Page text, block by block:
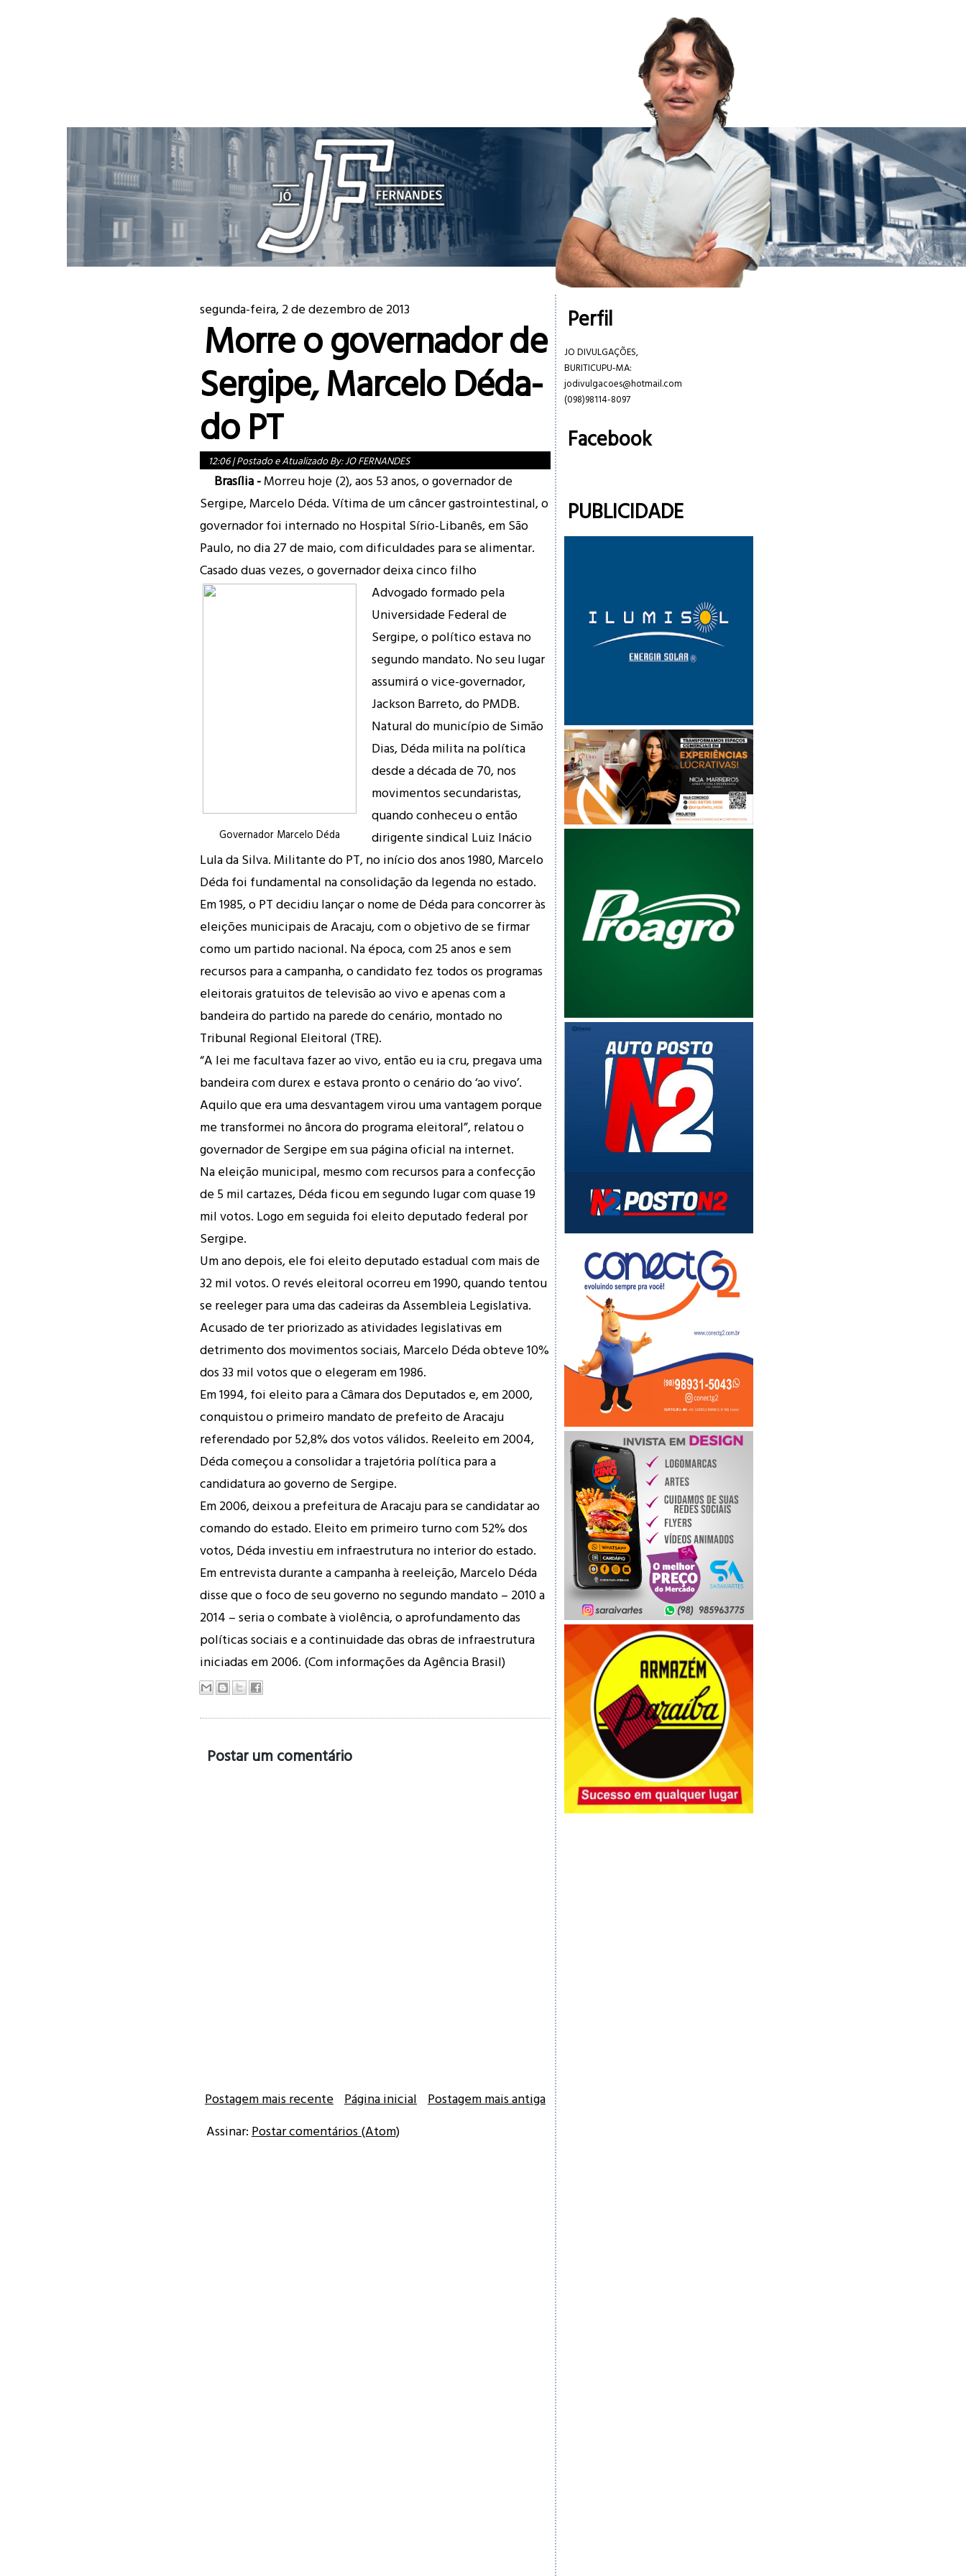
segunda-feira, 2 de dezembro de 2013
Morre o governador de
Sergipe, Marcelo Déda-
do PT
12:06|Postado e Atualizado By:JO FERNANDES
Brasília -Morreu hoje (2), aos 53 anos, o governador de
Sergipe, Marcelo Déda. Vítima de um câncer gastrointestinal, o
governador foi internado no Hospital Sírio-Libanês, em São
Paulo, no dia 27 de maio, com dificuldades para se alimentar.
Casado duas vezes, o governador deixa cinco filho
Governador Marcelo Déda
Advogado formado pela
Universidade Federal de
Sergipe, o político estava no
segundo mandato. No seu lugar
assumirá o vice-governador,
Jackson Barreto, do PMDB.
Natural do município de Simão
Dias, Déda milita na política
desde a década de 70, nos
movimentos secundaristas,
quando conheceu o então
dirigente sindical Luiz Inácio
Lula da Silva. Militante do PT, no início dos anos 1980, Marcelo
Déda foi fundamental na consolidação da legenda no estado.
Em 1985, o PT decidiu lançar o nome de Déda para concorrer às
eleições municipais de Aracaju, com o objetivo de se firmar
como um partido nacional. Na época, com 25 anos e sem
recursos para a campanha, o candidato fez todos os programas
eleitorais gratuitos de televisão ao vivo e apenas com a
bandeira do partido na parede do cenário, montado no
Tribunal Regional Eleitoral (TRE).
“A lei me facultava fazer ao vivo, então eu ia cru, pregava uma
bandeira com durex e estava pronto o cenário do ‘ao vivo’.
Aquilo que era uma desvantagem virou uma vantagem porque
me transformei no âncora do programa eleitoral”, relatou o
governador de Sergipe em sua página oficial na internet.
Na eleição municipal, mesmo com recursos para a confecção
de 5 mil cartazes, Déda ficou em segundo lugar com quase 19
mil votos. Logo em seguida foi eleito deputado federal por
Sergipe.
Um ano depois, ele foi eleito deputado estadual com mais de
32 mil votos. O revés eleitoral ocorreu em 1990, quando tentou
se reeleger para uma das cadeiras da Assembleia Legislativa.
Acusado de ter priorizado as atividades legislativas em
detrimento dos movimentos sociais, Marcelo Déda obteve 10%
dos 33 mil votos que o elegeram em 1986.
Em 1994, foi eleito para a Câmara dos Deputados e, em 2000,
conquistou o primeiro mandato de prefeito de Aracaju
referendado por 52,8% dos votos válidos. Reeleito em 2004,
Déda começou a consolidar a trajetória política para a
candidatura ao governo de Sergipe.
Em 2006, deixou a prefeitura de Aracaju para se candidatar ao
comando do estado. Eleito em primeiro turno com 52% dos
votos, Déda investiu em infraestrutura no interior do estado.
Em entrevista durante a campanha à reeleição, Marcelo Déda
disse que o foco de seu governo no segundo mandato – 2010 a
2014 – seria o combate à violência, o aprofundamento das
políticas sociais e a continuidade das obras de infraestrutura
iniciadas em 2006. (Com informações da Agência Brasil)
Postar um comentário
Postagem mais recente Postagem mais antiga
Página inicial
Assinar: Postar comentários (Atom)
Perfil
JO DIVULGAÇÕES,
BURITICUPU-MA:
jodivulgacoes@hotmail.com
(098)98114-8097
Facebook
PUBLICIDADE